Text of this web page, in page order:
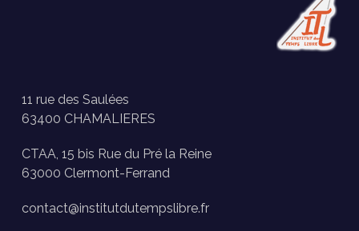
11 rue des Saulées
63400 CHAMALIERES
CTAA, 15 bis Rue du Pré la Reine
63000 Clermont-Ferrand
contact@institutdutempslibre.fr